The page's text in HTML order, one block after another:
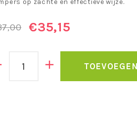
op zachte en effectieve wijze.
€35,15